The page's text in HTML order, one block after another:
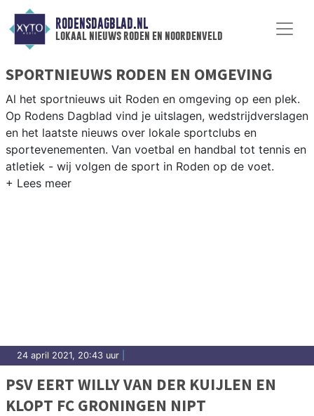
RODENSDAGBLAD.NL
lokaal nieuws roden en noordenveld
SPORTNIEUWS RODEN EN OMGEVING
Al het sportnieuws uit Roden en omgeving op een plek.
Op Rodens Dagblad vind je uitslagen, wedstrijdverslagen
en het laatste nieuws over lokale sportclubs en
sportevenementen. Van voetbal en handbal tot tennis en
atletiek - wij volgen de sport in Roden op de voet.
24 april 2021, 20:43 uur
PSV EERT WILLY VAN DER KUIJLEN EN
KLOPT FC GRONINGEN NIPT